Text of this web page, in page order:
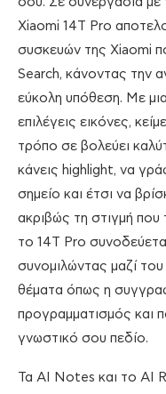
Xiaomi 14T Pro
συσκευών της Xiaomi
Search, κάνοντας την
εύκολη υπόθεση. Με
επιλέγεις εικόνες,
τρόπο σε βολεύει
κάνεις highlight, να
σημείο και έτσι να
ακριβώς τη στιγμή που
το 14Τ Pro
συνομιλώντας μαζί
θέματα όπως η
προγραμματισμός και
γνωστικό σου πεδίο.
Τα AI Notes και το AI